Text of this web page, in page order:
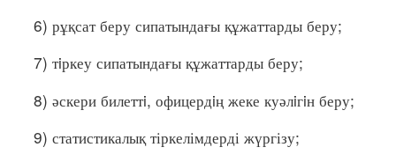
6) рұқсат беру сипатындағы құжаттарды беру;
7) тiркеу сипатындағы құжаттарды беру;
8) әскери билеттi, офицердiң жеке куәлiгiн беру;
9) статистикалық тіркелімдерді жүргізу;